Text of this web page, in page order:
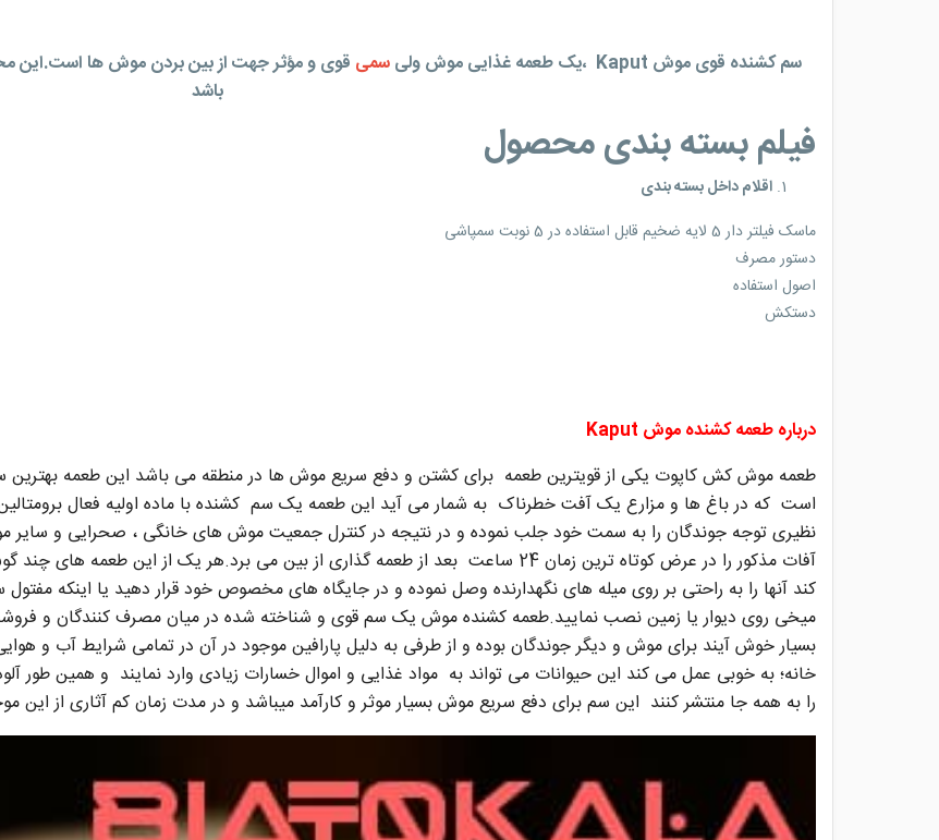
سم کشنده قوی موش Kaput ،یک طعمه غذایی موش ولی سمی قوی و مؤثر جهت از بین بردن موش ها است.این
باشد
فیلم بسته بندی محصول
اقلام داخل بسته بندی
ماسک فیلتر دار 5 لایه ضخیم قابل استفاده در 5 نوبت سمپاشی
دستور مصرف
اصول استفاده
دستکش
درباره طعمه کشنده موش Kaput
طعمه موش کش کاپوت یکی از قویترین طعمه برای کشتن و دفع سریع موش ها در منطقه می باشد این طعمه
است که در باغ ها و مزارع یک آفت خطرناک به شمار می آید این طعمه یک سم کشنده با ماده اولیه فعال
نظیری توجه جوندگان را به سمت خود جلب نموده و در نتیجه در کنترل جمعیت موش های خانگی ، صحرایی و
آفات مذکور را در عرض کوتاه ترین زمان 24 ساعت بعد از طعمه گذاری از بین می برد.هر یک
کند آنها را به راحتی بر روی میله های نگهدارنده وصل نموده و در جایگاه های مخصوص خود قرار دهید یا اینکه مفتول
میخی روی دیوار یا زمین نصب نمایید.طعمه کشنده موش یک سم قوی و شناخته شده در میان مصرف کنندگان و
بسیار خوش آیند برای موش و دیگر جوندگان بوده و از طرفی به دلیل پارافین موجود در آن در تمامی شرایط آب و
خانه؛ به خوبی عمل می کند این حیوانات می تواند به مواد غذایی و اموال خسارات زیادی وارد نمایند و همین طور
را به همه جا منتشر کنند این سم برای دفع سریع موش بسیار موثر و کارآمد میباشد و در مدت زمان کم آثاری از